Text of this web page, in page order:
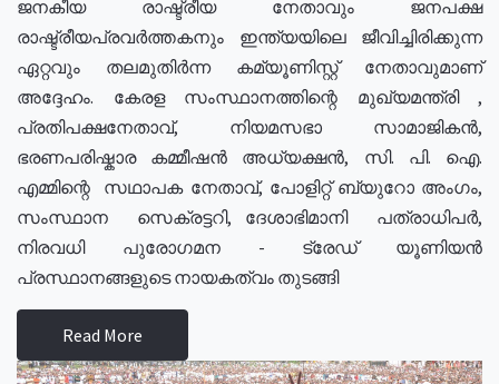
ജനകീയ രാഷ്ട്രീയ നേതാവും ജനപക്ഷ
രാഷ്ട്രീയപ്രവർത്തകനും ഇന്ത്യയിലെ ജീവിച്ചിരിക്കുന്ന
ഏറ്റവും തലമുതിർന്ന കമ്യൂണിസ്റ്റ് നേതാവുമാണ്
അദ്ദേഹം. കേരള സംസ്ഥാനത്തിന്റെ മുഖ്യമന്ത്രി ,
പ്രതിപക്ഷനേതാവ്, നിയമസഭാ സാമാജികൻ,
ഭരണപരിഷ്കാര കമ്മീഷൻ അധ്യക്ഷൻ, സി. പി. ഐ.
എമ്മിന്റെ സഥാപക നേതാവ്, പോളിറ്റ് ബ്യുറോ അംഗം,
സംസ്ഥാന സെക്രട്ടറി, ദേശാഭിമാനി പത്രാധിപർ,
നിരവധി പുരോഗമന - ട്രേഡ് യൂണിയൻ
പ്രസ്ഥാനങ്ങളുടെ നായകത്വം തുടങ്ങി
Read More